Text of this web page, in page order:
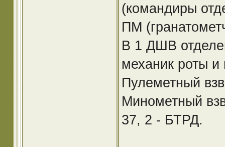
(командиры
ПМ
В 1 ДШВ
механик роты
Пулеметный
Минометный
37, 2 - БТРД.